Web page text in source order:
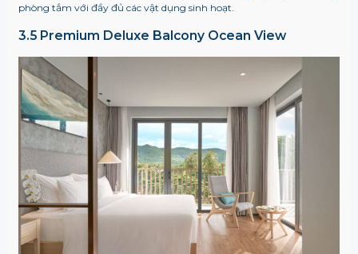
phòng tắm với đầy đủ các vật dụng sinh hoạt.
3.5 Premium Deluxe Balcony Ocean View